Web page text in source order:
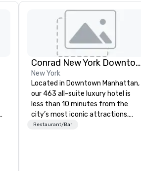
Conrad New York Downtown
New York
Located in Downtown Manhattan,
our 463 all-suite luxury hotel is
less than 10 minutes from the
city’s most iconic attractions,
including One World Trade
Restaurant/Bar